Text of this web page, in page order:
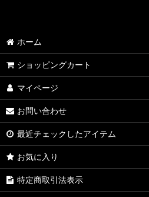
ホーム
ショッピングカート
マイページ
お問い合わせ
最近チェックしたアイテム
お気に入り
特定商取引法表示